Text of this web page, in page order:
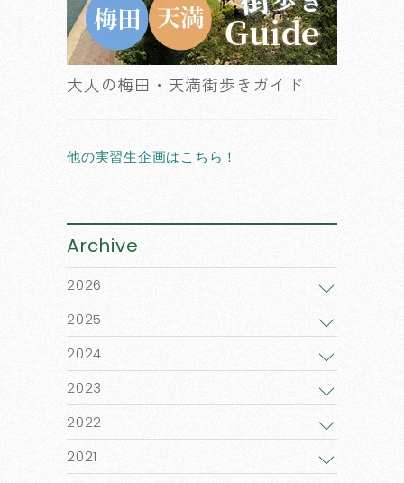
大人の梅田・天満街歩きガイド
他の実習生企画はこちら！
Archive
2026
2025
2024
2023
2022
2021